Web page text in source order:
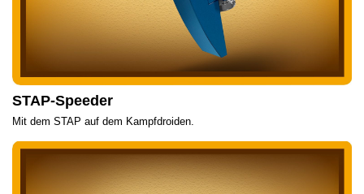
STAP-Speeder
Mit dem STAP auf dem Kampfdroiden.